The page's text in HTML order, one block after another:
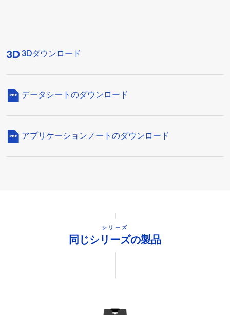
3Dダウンロード
データシートのダウンロード
アプリケーションノートのダウンロード
シリーズ
同じシリーズの製品